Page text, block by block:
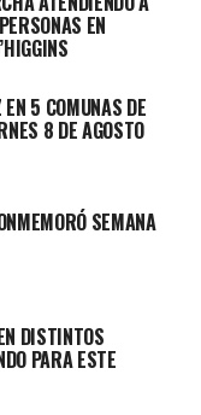
EN
5 COMUNAS DE
8 DE AGOSTO
SEMANA
DISTINTOS
PARA ESTE